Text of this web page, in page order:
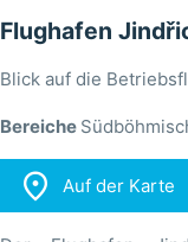
Flughafen
Blick auf die
Bereiche
 Auf der Karte